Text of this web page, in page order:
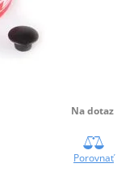
Na dotaz
Porovnať